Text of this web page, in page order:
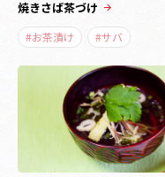
焼きさば茶づけ
#お茶漬け #サバ